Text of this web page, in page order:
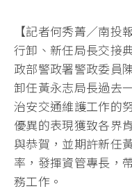
【記者何秀菁／南投
行卸、新任局長交接
政部警政署警政委員
卸任黃永志局長過去
治安交通維護工作的
優異的表現獲致各界
與恭賀，並期許新任
率，發揮資管專長，
務工作。